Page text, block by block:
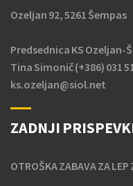
Ozeljan 92, 5261 Šempas
Predsednica KS Ozeljan-
Tina Simonič (+386) 031
ks.ozeljan@siol.net
ZADNJI
OTROŠKA ZABAVA ZA